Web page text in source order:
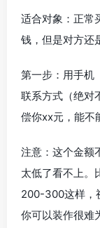
适合对象：正常
钱，但是对方还
第一步：用手机
联系方式（绝对
偿你xx元，能不
注意：这个金额
太低了看不上。
200-300这样，
你可以装作很难